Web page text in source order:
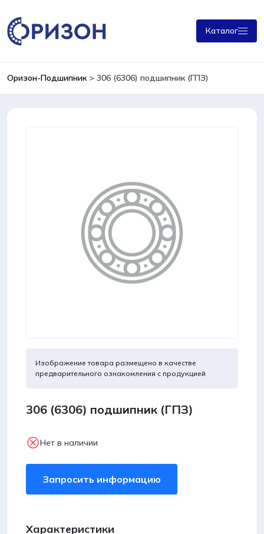
Каталог
Оризон-Подшипник> 306 (6306) подшипник (ГПЗ)
Изображение товара размещено в качестве
предварительного ознакомления с продукцией
306 (6306) подшипник (ГПЗ)
Нет в наличии
Запросить информацию
Характеристики